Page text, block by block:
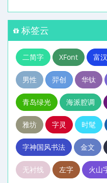
标签云
二简字 XFont 富
男性 羿创 华钛
青岛绿光 海派腔调
雅坊 字灵 时髦
字神国风书法 金文
无衬线 左字 火山